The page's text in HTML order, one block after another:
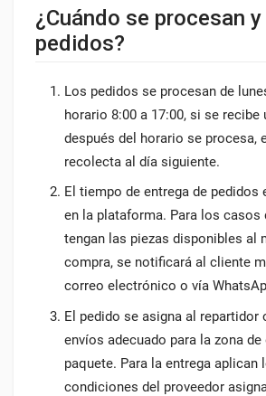
¿Cuándo se procesan
pedidos?
Los pedidos se procesan de
horario 8:00 a 17:00, si se recibe
después del horario se procesa,
recolecta al día siguiente.
El tiempo de entrega de pedidos
en la plataforma. Para los casos
tengan las piezas disponibles al
compra, se notificará al cliente
correo electrónico o vía
El pedido se asigna al repartidor
envíos adecuado para la zona de
paquete. Para la entrega aplican
condiciones del proveedor